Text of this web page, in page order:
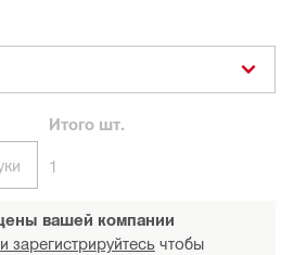
Итого шт.
1
вашей компании
зарегистрируйтесь чтобы